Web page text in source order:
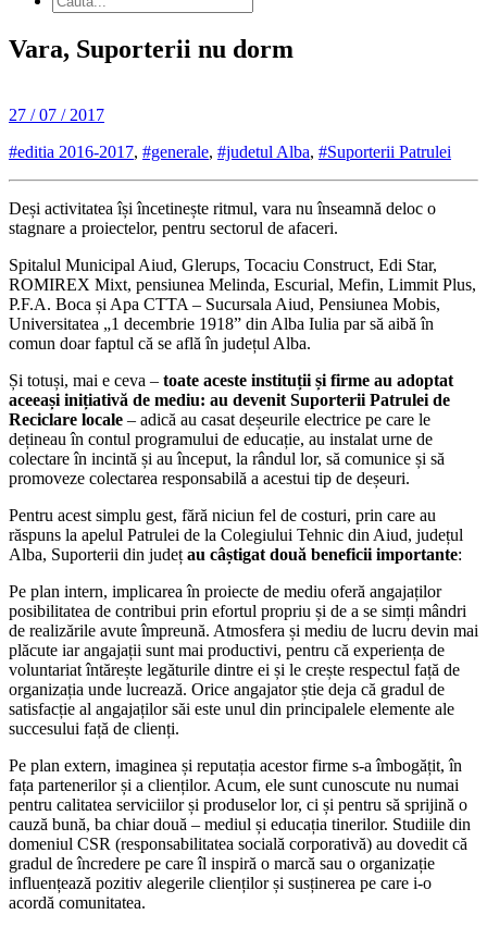
Vara, Suporterii nu dorm
27 / 07 / 2017
#editia 2016-2017, #generale, #judetul Alba, #Suporterii Patrulei
Deși activitatea își încetinește ritmul, vara nu înseamnă deloc o
stagnare a proiectelor, pentru sectorul de afaceri.
Spitalul Municipal Aiud, Glerups, Tocaciu Construct, Edi Star,
ROMIREX Mixt, pensiunea Melinda, Escurial, Mefin, Limmit Plus,
P.F.A. Boca și Apa CTTA – Sucursala Aiud, Pensiunea Mobis,
Universitatea „1 decembrie 1918” din Alba Iulia par să aibă în
comun doar faptul că se află în județul Alba.
Și totuși, mai e ceva – toate aceste instituții și firme au adoptat
aceeași inițiativă de mediu: au devenit Suporterii Patrulei de
Reciclare locale – adică au casat deșeurile electrice pe care le
dețineau în contul programului de educație, au instalat urne de
colectare în incintă și au început, la rândul lor, să comunice și să
promoveze colectarea responsabilă a acestui tip de deșeuri.
Pentru acest simplu gest, fără niciun fel de costuri, prin care au
răspuns la apelul Patrulei de la Colegiului Tehnic din Aiud, județul
Alba, Suporterii din județ au câștigat două beneficii importante:
Pe plan intern, implicarea în proiecte de mediu oferă angajaților
posibilitatea de contribui prin efortul propriu și de a se simți mândri
de realizările avute împreună. Atmosfera și mediu de lucru devin mai
plăcute iar angajații sunt mai productivi, pentru că experiența de
voluntariat întărește legăturile dintre ei și le crește respectul față de
organizația unde lucrează. Orice angajator știe deja că gradul de
satisfacție al angajaților săi este unul din principalele elemente ale
succesului față de clienți.
Pe plan extern, imaginea și reputația acestor firme s-a îmbogățit, în
fața partenerilor și a clienților. Acum, ele sunt cunoscute nu numai
pentru calitatea serviciilor și produselor lor, ci și pentru să sprijină o
cauză bună, ba chiar două – mediul și educația tinerilor. Studiile din
domeniul CSR (responsabilitatea socială corporativă) au dovedit că
gradul de încredere pe care îl inspiră o marcă sau o organizație
influențează pozitiv alegerile clienților și susținerea pe care i-o
acordă comunitatea.